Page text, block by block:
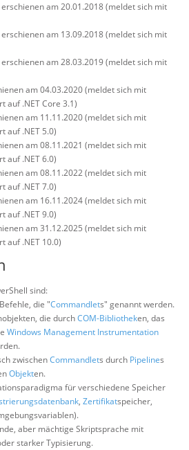
erschienen am 20.01.2018 (meldet sich mit
erschienen am 13.09.2018 (meldet sich mit
erschienen am 28.03.2019 (meldet sich mit
am 04.03.2020 (meldet sich mit
auf .NET Core 3.1)
am 11.11.2020 (meldet sich mit
auf .NET 5.0)
am 08.11.2021 (meldet sich mit
auf .NET 6.0)
am 08.11.2022 (meldet sich mit
auf .NET 7.0)
am 16.11.2024 (meldet sich mit
auf .NET 9.0)
am 31.12.2025 (meldet sich mit
auf .NET 10.0)
sind:
die "Commandlets" genannt werden.
die durchCOM-Bibliotheken, das
Windows Management Instrumentation
zwischenCommandlets durch Pipelines
Objekten.
für verschiedene Speicher
, Zertifikatspeicher,
aber mächtige Skriptsprache mit
starker Typisierung.